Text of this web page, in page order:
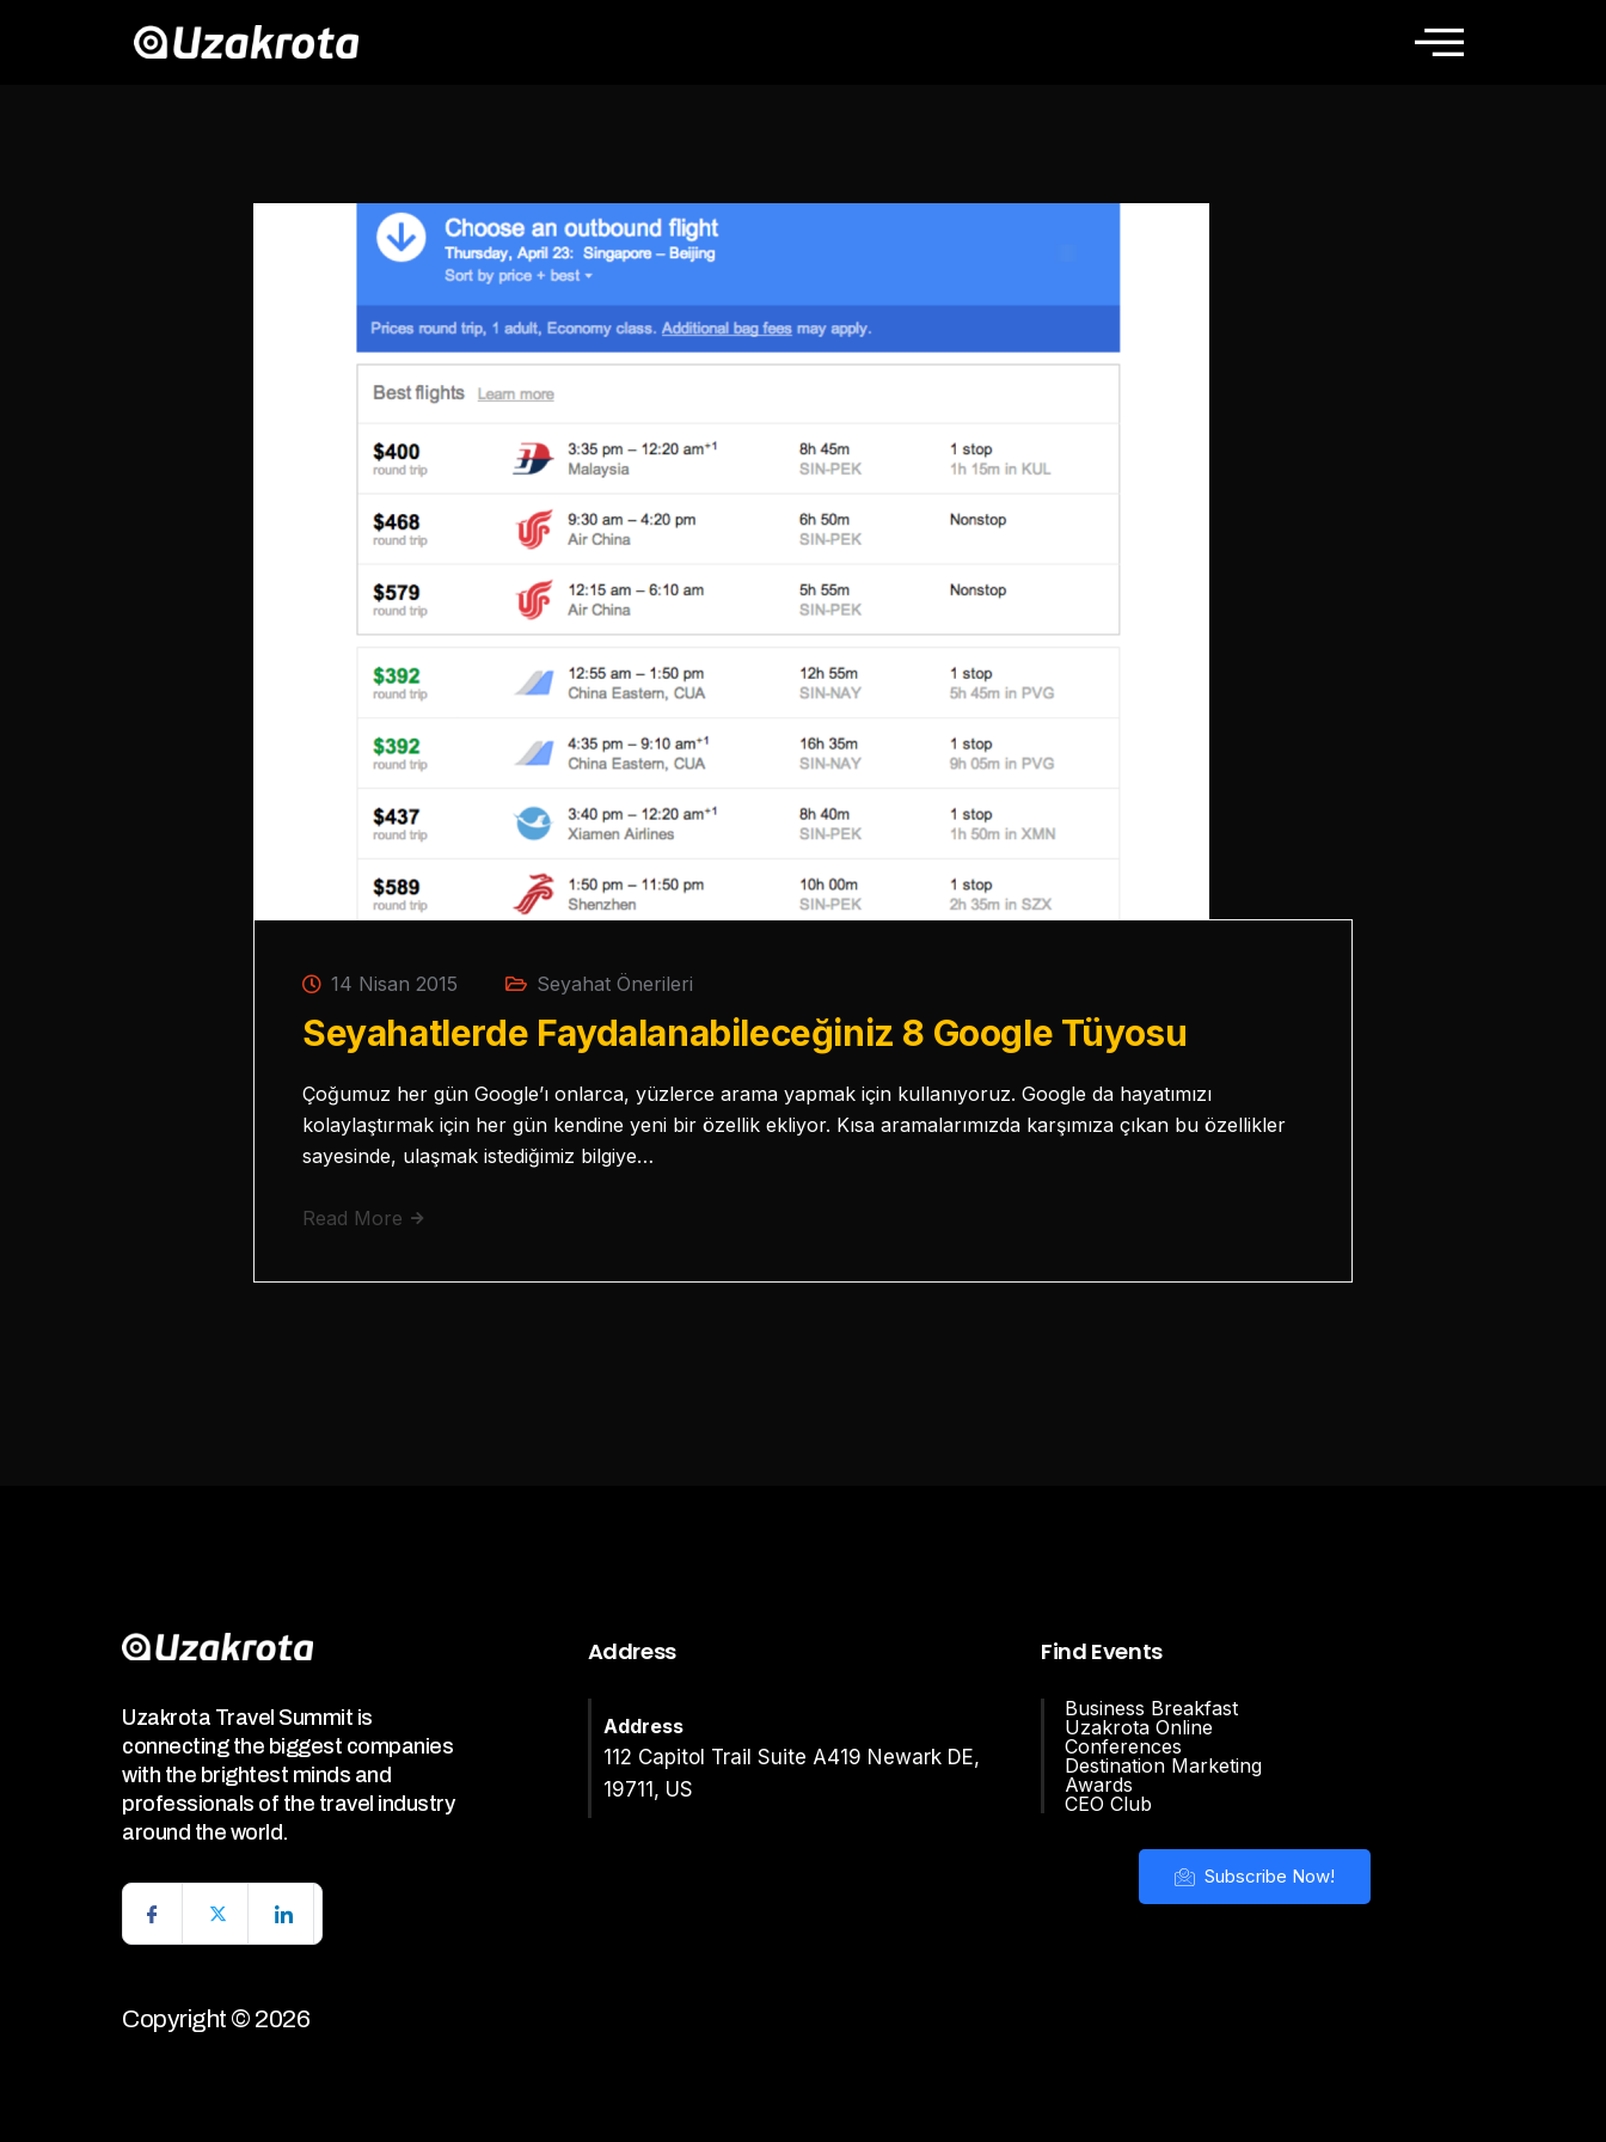
14 Nisan 2015 Seyahat Önerileri
Seyahatlerde Faydalanabileceğiniz 8 Google Tüyosu
Çoğumuz her gün Google’ı onlarca, yüzlerce arama yapmak için kullanıyoruz. Google da hayatımızı
kolaylaştırmak için her gün kendine yeni bir özellik ekliyor. Kısa aramalarımızda karşımıza çıkan bu özellikler
sayesinde, ulaşmak istediğimiz bilgiye…
Read More
Uzakrota Travel Summit is
connecting the biggest companies
with the brightest minds and
professionals of the travel industry
around the world.
Copyright © 2026
Address
Address
112 Capitol Trail Suite A419 Newark DE,
19711, US
Find Events
Business Breakfast
Uzakrota Online
Conferences
Destination Marketing
Awards
CEO Club
Subscribe Now!